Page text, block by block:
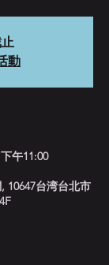
動
午11:00
10647台湾台北市